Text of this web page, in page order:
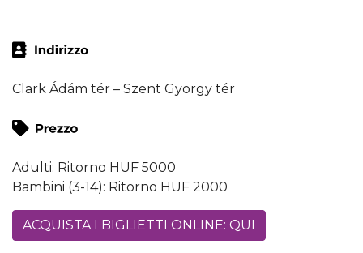
Clark Ádám tér – Szent György tér
Adulti: Ritorno HUF 5000
Bambini (3-14): Ritorno HUF 2000
ACQUISTA I BIGLIETTI ONLINE: QUI